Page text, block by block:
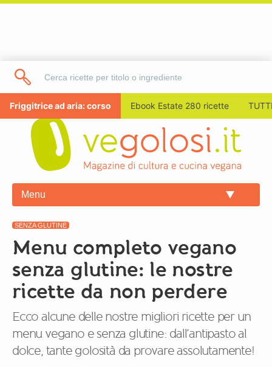
Friggitrice ad aria: corso Ebook Estate 280 ricette
Menu
SENZA GLUTINE
Menu completo vegano
senza glutine: le nostre
ricette da non perdere
Ecco alcune delle nostre migliori ricette per un
menu vegano e senza glutine: dall’antipasto al
dolce, tante golosità da provare assolutamente!